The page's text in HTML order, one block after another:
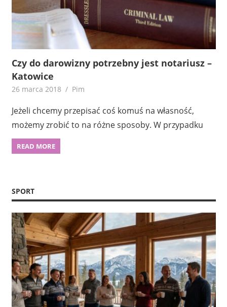
Czy do darowizny potrzebny jest notariusz –
Katowice
26 marca 2018 Pim
Jeżeli chcemy przepisać coś komuś na własność,
możemy zrobić to na różne sposoby. W przypadku
READ MORE
SPORT